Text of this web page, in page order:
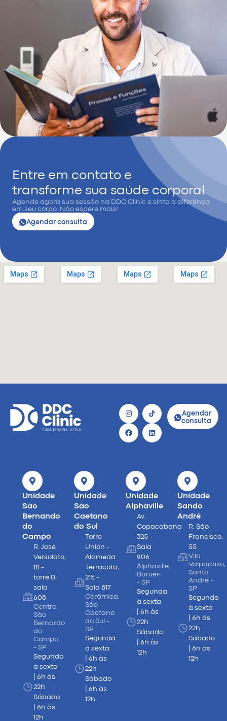
Entre em contato e
transforme sua saúde corporal
Agende agora sua sessão na DDC Clinic e sinta a diferença
em seu corpo. Não espere mais!
Agendar consulta
Agendar
consulta
Unidade
São
Bernando
do
Campo
R. José
Versolato,
111 -
torre B,
sala
608
Centro,
São
Bernardo
do
Campo
- SP
Segunda
à sexta
| 6h às
22h
Sábado
| 6h às
12h
Unidade
São
Caetano
do Sul
Torre
Union -
Alameda
Terracota,
215 -
Sala 817
Cerâmica,
São
Caetano
do Sul -
SP
Segunda
à sexta
| 6h às
22h
Sábado
| 6h às
12h
Unidade
Alphaville
Av.
Copacabana
325 -
Sala
906
Alphaville,
Barueri
- SP
Segunda
à sexta
| 6h às
22h
Sábado
| 6h às
12h
Unidade
Sando
André
R. São
Francisco,
55
Vila
Valparaíso,
Santo
André -
SP
Segunda
à sexta
| 6h às
22h
Sábado
| 6h às
12h